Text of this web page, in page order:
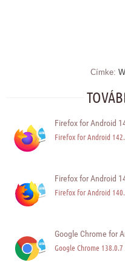
Címke:
Firefox for Android
Firefox for Android
Firefox for Android
Firefox for Android
Google Chrome for
Google Chrome